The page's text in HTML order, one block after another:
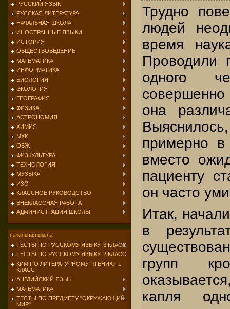
РУССКИЙ ЯЗЫК
РУССКАЯ ЛИТЕРАТУРА
НАЧАЛЬНАЯ ШКОЛА
ИНОСТРАННЫЕ ЯЗЫКИ
ИСТОРИЯ
ОБЩЕСТВОВЕДЕНИЕ
МАТЕМАТИКА
ИНФОРМАТИКА
БИОЛОГИЯ
ЭКОЛОГИЯ
ГЕОГРАФИЯ
ФИЗИКА
АСТРОНОМИЯ
ХИМИЯ
МХК
ОБЖ
ФИЗКУЛЬТУРА
ТЕХНОЛОГИЯ
МУЗЫКА
ИЗО
КЛАССНОЕ РУКОВОДСТВО
ВНЕКЛАССНАЯ РАБОТА
АДМИНИСТРАЦИЯ ШКОЛЫ
начальная школа
ТЕСТЫ ПО РУССКОМУ ЯЗЫКУ. 3 КЛАСС
ТЕСТЫ ПО РУССКОМУ ЯЗЫКУ. 2 КЛАСС
КИМ ПО ЛИТЕРАТУРНОМУ ЧТЕНИЮ. 1
КЛАСС
АНГЛИЙСКИЙ ЯЗЫК
МАТЕМАТИКА
ТЕСТЫ ПО ПРЕДМЕТУ "ОКРУЖАЮЩИЙ
МИР"
Трудно
людей
время
Проводили
одного
совершенно
она
примерно в
вместо
пациенту
он часто
Итак,
в
групп
капля